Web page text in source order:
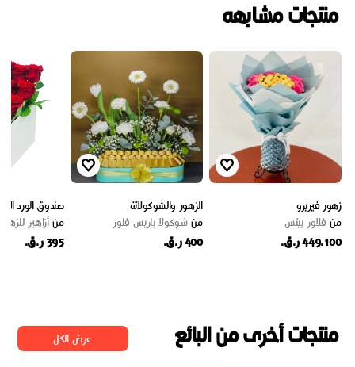
منتجات مشابهه
زهور فيريرو
من فلاور بيتس
449.100 ر.ق.
الزهور والشوكولاتة
من شوكولا باريس فلور
400 ر.ق.
صندوق الورد
من أزاهير للزهور
395 ر.ق.
منتجات أخرى من البائع عرض الكل